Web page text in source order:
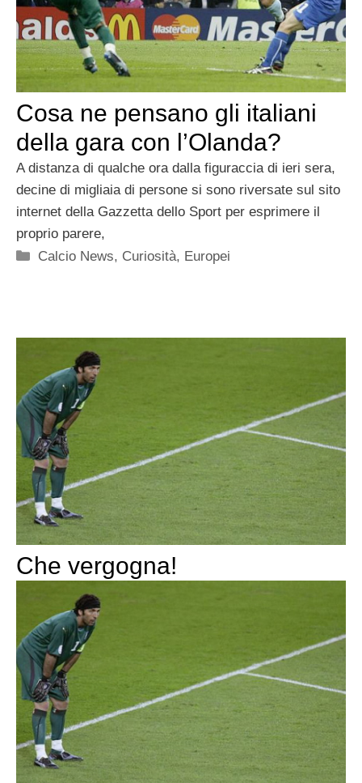
Cosa ne pensano gli italiani
della gara con l’Olanda?
A distanza di qualche ora dalla figuraccia di ieri sera,
decine di migliaia di persone si sono riversate sul sito
internet della Gazzetta dello Sport per esprimere il
proprio parere,
Categorie
Calcio News, Curiosità, Europei
Che vergogna!